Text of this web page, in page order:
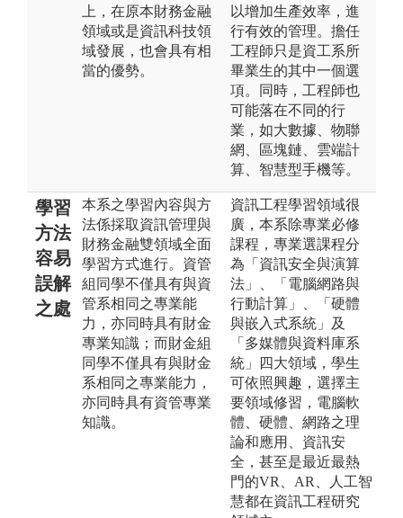
上，在原本財務金融
領域或是資訊科技領
域發展，也會具有相
當的優勢。
以增加生產效率，進
行有效的管理。擔任
工程師只是資工系所
畢業生的其中一個選
項。同時，工程師也
可能落在不同的行
業，如大數據、物聯
網、區塊鏈、雲端計
算、智慧型手機等。
學習
方法
容易
誤解
之處
本系之學習內容與方
法係採取資訊管理與
財務金融雙領域全面
學習方式進行。資管
組同學不僅具有與資
管系相同之專業能
力，亦同時具有財金
專業知識；而財金組
同學不僅具有與財金
系相同之專業能力，
亦同時具有資管專業
知識。
資訊工程學習領域很
廣，本系除專業必修
課程，專業選課程分
為「資訊安全與演算
法」、「電腦網路與
行動計算」、「硬體
與嵌入式系統」及
「多媒體與資料庫系
統」四大領域，學生
可依照興趣，選擇主
要領域修習，電腦軟
體、硬體、網路之理
論和應用、資訊安
全，甚至是最近最熱
門的VR、AR、人工智
慧都在資訊工程研究